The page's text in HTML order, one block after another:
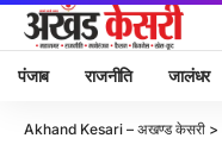
पंजाब राजनीति जालंधर
Akhand Kesari – अखण्ड केसरी >